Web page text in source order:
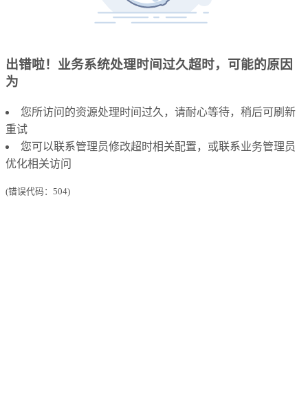
出错啦！业务系统处理时间过久超时，可能的原因
为
您所访问的资源处理时间过久，请耐心等待，稍后可刷新
重试
您可以联系管理员修改超时相关配置，或联系业务管理员
优化相关访问
(错误代码：504)